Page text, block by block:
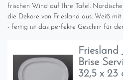
frischen Wind auf Ihre Tafel.
die Dekore von Friesland aus. Weiß
- fertig ist das perfekte Geschirr für
Friesland
Brise
32,5 x 23